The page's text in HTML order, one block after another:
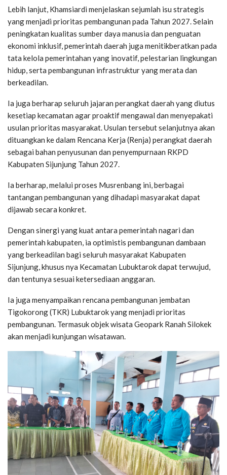
Lebih lanjut, Khamsiardi menjelaskan sejumlah isu strategis
yang menjadi prioritas pembangunan pada Tahun 2027. Selain
peningkatan kualitas sumber daya manusia dan penguatan
ekonomi inklusif, pemerintah daerah juga menitikberatkan pada
tata kelola pemerintahan yang inovatif, pelestarian lingkungan
hidup, serta pembangunan infrastruktur yang merata dan
berkeadilan.
Ia juga berharap seluruh jajaran perangkat daerah yang diutus
kesetiap kecamatan agar proaktif mengawal dan menyepakati
usulan prioritas masyarakat. Usulan tersebut selanjutnya akan
dituangkan ke dalam Rencana Kerja (Renja) perangkat daerah
sebagai bahan penyusunan dan penyempurnaan RKPD
Kabupaten Sijunjung Tahun 2027.
Ia berharap, melalui proses Musrenbang ini, berbagai
tantangan pembangunan yang dihadapi masyarakat dapat
dijawab secara konkret.
Dengan sinergi yang kuat antara pemerintah nagari dan
pemerintah kabupaten, ia optimistis pembangunan dambaan
yang berkeadilan bagi seluruh masyarakat Kabupaten
Sijunjung, khusus nya Kecamatan Lubuktarok dapat terwujud,
dan tentunya sesuai ketersediaan anggaran.
Ia juga menyampaikan rencana pembangunan jembatan
Tigokorong (TKR) Lubuktarok yang menjadi prioritas
pembangunan. Termasuk objek wisata Geopark Ranah Silokek
akan menjadi kunjungan wisatawan.